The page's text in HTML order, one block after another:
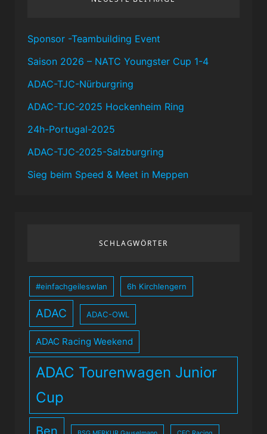
Sponsor -Teambuilding Event
Saison 2026 – NATC Youngster Cup 1-4
ADAC-TJC-Nürburgring
ADAC-TJC-2025 Hockenheim Ring
24h-Portugal-2025
ADAC-TJC-2025-Salzburgring
Sieg beim Speed & Meet in Meppen
SCHLAGWÖRTER
#einfachgeileswlan 6h Kirchlengern
ADAC ADAC-OWL
ADAC Racing Weekend
ADAC Tourenwagen Junior
Cup
Ben